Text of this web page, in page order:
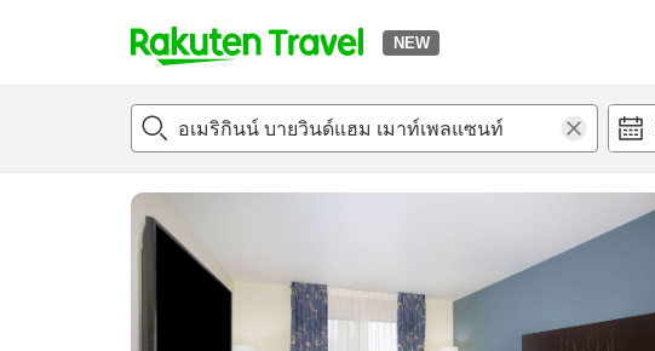
NEW
t
p
a
แนะนำที่พักห้องพักและแพลนพักรีวิวสิ่่งอำนวยความสะดวก